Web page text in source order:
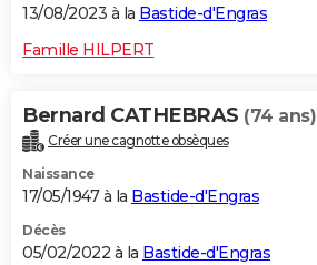
13/08/2023 à la Bastide-d'Engras
Famille HILPERT
Bernard CATHEBRAS (74 ans)
Créer une cagnotte obsèques
Naissance
17/05/1947 à la Bastide-d'Engras
Décès
05/02/2022 à la Bastide-d'Engras